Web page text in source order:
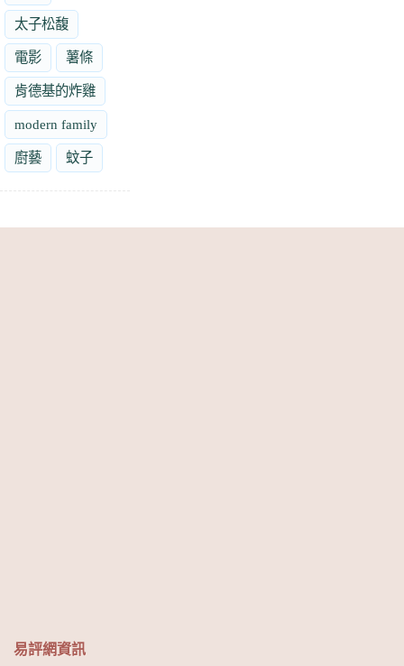
太子松馥
電影 薯條
肯德基的炸雞
modern family
廚藝 蚊子
易評網資訊